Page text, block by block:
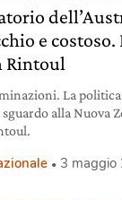
e costoso.
Rintoul
La
alla Nuova
3 maggio